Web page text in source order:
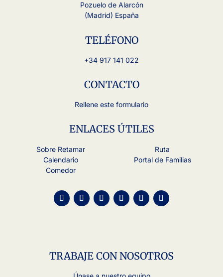
Pozuelo de Alarcón
(Madrid) España
TELÉFONO
+34 917 141 022
CONTACTO
Rellene este formulario
ENLACES ÚTILES
Sobre Retamar
Calendario
Comedor
Ruta
Portal de Familias
TRABAJE CON NOSOTROS